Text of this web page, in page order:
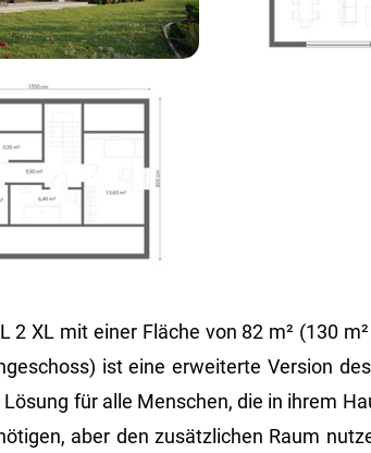
2 XL mit einer Fläche von 82 m² (130
ist eine erweiterte Version
für alle Menschen, die in ihrem
aber den zusätzlichen Raum